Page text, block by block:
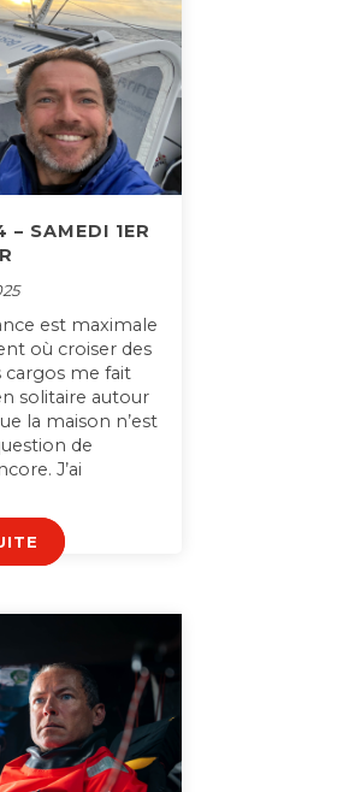
– SAMEDI 1ER
est maximale
où croiser des
cargos me fait
solitaire autour
la maison n’est
de
J’ai